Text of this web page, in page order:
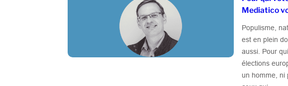
Mediatico
Populisme,
est en plein
aussi. Pour
élections
un homme, ni